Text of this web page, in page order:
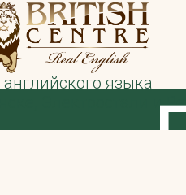
языка
Электростали и